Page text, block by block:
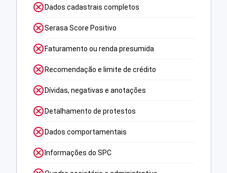
Dados cadastrais completos
Serasa Score Positivo
Faturamento ou renda presumida
Recomendação e limite de crédito
Dívidas, negativas e anotações
Detalhamento de protestos
Dados comportamentais
Informações do SPC